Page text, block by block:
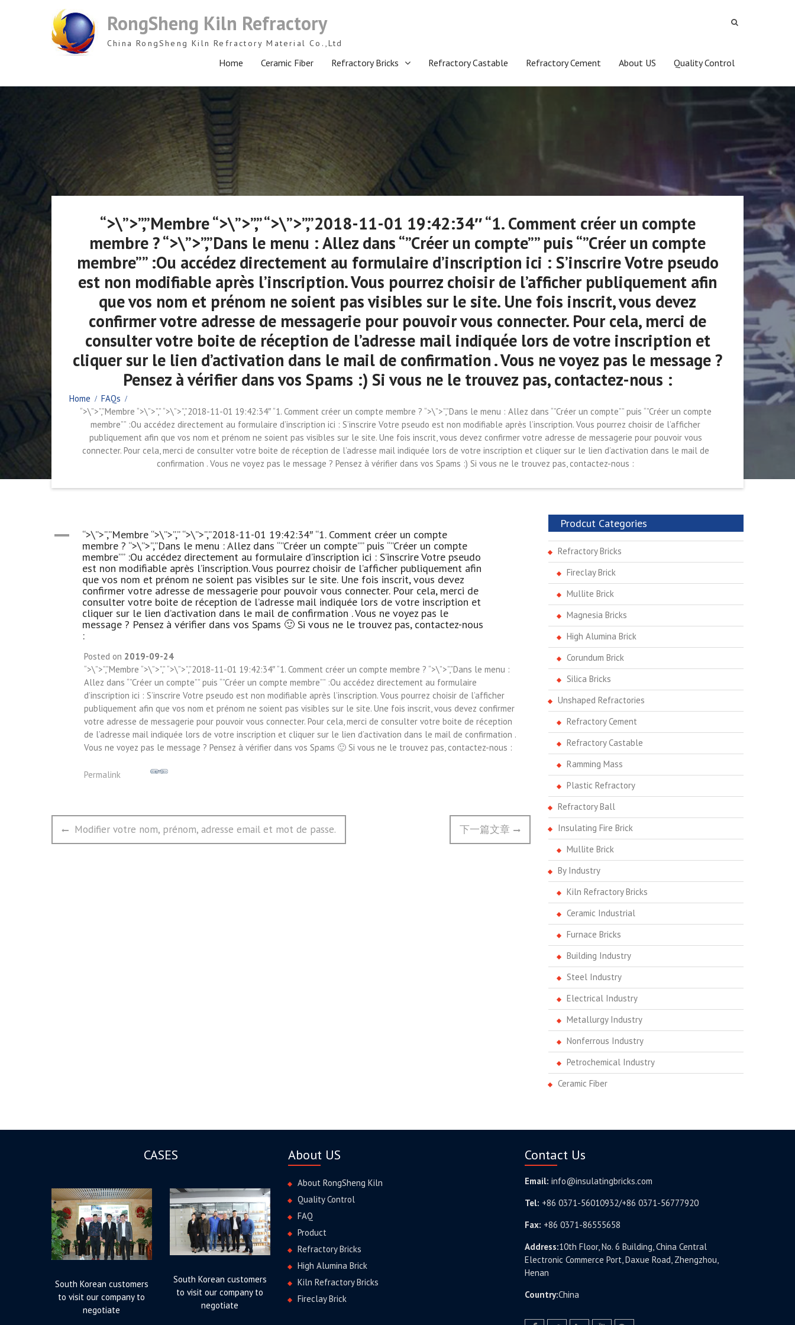
RongSheng Kiln Refractory
China RongSheng Kiln Refractory Material Co.,Ltd
Home Ceramic Fiber Refractory Bricks Refractory Castable Refractory Cement About US Quality Control
“>\”>”,”Membre “>\”>”,” “>\”>”,”2018-11-01 19:42:34″ “1. Comment créer un compte
membre ? “>\”>”,”Dans le menu : Allez dans “”Créer un compte”” puis “”Créer un compte
membre”” :Ou accédez directement au formulaire d’inscription ici : S’inscrire Votre pseudo
est non modifiable après l’inscription. Vous pourrez choisir de l’afficher publiquement afin
que vos nom et prénom ne soient pas visibles sur le site. Une fois inscrit, vous devez
confirmer votre adresse de messagerie pour pouvoir vous connecter. Pour cela, merci de
consulter votre boite de réception de l’adresse mail indiquée lors de votre inscription et
cliquer sur le lien d’activation dans le mail de confirmation . Vous ne voyez pas le message ?
Pensez à vérifier dans vos Spams :) Si vous ne le trouvez pas, contactez-nous :
Home
FAQs
“>\”>”,”Membre “>\”>”,” “>\”>”,”2018-11-01 19:42:34″ “1. Comment créer un compte membre ? “>\”>”,”Dans le menu : Allez dans “”Créer un compte”” puis “”Créer un compte
membre”” :Ou accédez directement au formulaire d’inscription ici : S’inscrire Votre pseudo est non modifiable après l’inscription. Vous pourrez choisir de l’afficher
publiquement afin que vos nom et prénom ne soient pas visibles sur le site. Une fois inscrit, vous devez confirmer votre adresse de messagerie pour pouvoir vous
connecter. Pour cela, merci de consulter votre boite de réception de l’adresse mail indiquée lors de votre inscription et cliquer sur le lien d’activation dans le mail de
confirmation . Vous ne voyez pas le message ? Pensez à vérifier dans vos Spams :) Si vous ne le trouvez pas, contactez-nous :
A
“>\”>”,”Membre “>\”>”,” “>\”>”,”2018-11-01 19:42:34″ “1. Comment créer un compte
membre ? “>\”>”,”Dans le menu : Allez dans “”Créer un compte”” puis “”Créer un compte
membre”” :Ou accédez directement au formulaire d’inscription ici : S’inscrire Votre pseudo
est non modifiable après l’inscription. Vous pourrez choisir de l’afficher publiquement afin
que vos nom et prénom ne soient pas visibles sur le site. Une fois inscrit, vous devez
confirmer votre adresse de messagerie pour pouvoir vous connecter. Pour cela, merci de
consulter votre boite de réception de l’adresse mail indiquée lors de votre inscription et
cliquer sur le lien d’activation dans le mail de confirmation . Vous ne voyez pas le
message ? Pensez à vérifier dans vos Spams 🙂 Si vous ne le trouvez pas, contactez-nous
:
Posted on 2019-09-24
“>\”>”,”Membre “>\”>”,” “>\”>”,”2018-11-01 19:42:34″ “1. Comment créer un compte membre ? “>\”>”,”Dans le menu :
Allez dans “”Créer un compte”” puis “”Créer un compte membre”” :Ou accédez directement au formulaire
d’inscription ici : S’inscrire Votre pseudo est non modifiable après l’inscription. Vous pourrez choisir de l’afficher
publiquement afin que vos nom et prénom ne soient pas visibles sur le site. Une fois inscrit, vous devez confirmer
votre adresse de messagerie pour pouvoir vous connecter. Pour cela, merci de consulter votre boite de réception
de l’adresse mail indiquée lors de votre inscription et cliquer sur le lien d’activation dans le mail de confirmation .
Vous ne voyez pas le message ? Pensez à vérifier dans vos Spams 🙂 Si vous ne le trouvez pas, contactez-nous :
Permalink
文
章
Previous
post:
Modifier votre nom, prénom, adresse email et mot de passe.
Next
post:
下一篇文章
Prodcut Categories
Refractory Bricks
Fireclay Brick
Mullite Brick
Magnesia Bricks
High Alumina Brick
Corundum Brick
Silica Bricks
Unshaped Refractories
Refractory Cement
Refractory Castable
Ramming Mass
Plastic Refractory
Refractory Ball
Insulating Fire Brick
Mullite Brick
By Industry
Kiln Refractory Bricks
Ceramic Industrial
Furnace Bricks
Building Industry
Steel Industry
Electrical Industry
Metallurgy Industry
Nonferrous Industry
Petrochemical Industry
Ceramic Fiber
CASES
South Korean customers
to visit our company to
negotiate
South Korean customers
to visit our company to
negotiate
About US
About RongSheng Kiln
Quality Control
FAQ
Product
Refractory Bricks
High Alumina Brick
Kiln Refractory Bricks
Fireclay Brick
Contact Us
Email: info@insulatingbricks.com
Tel: +86 0371-56010932/+86 0371-56777920
Fax: +86 0371-86555658
Address:10th Floor, No. 6 Building, China Central
Electronic Commerce Port, Daxue Road, Zhengzhou,
Henan
Country:China